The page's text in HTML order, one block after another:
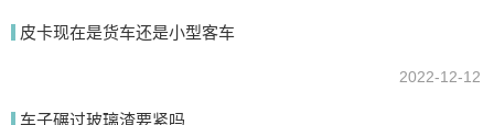
皮卡现在是货车还是小型客车
2022-12-12
车子碾过玻璃渣要紧吗